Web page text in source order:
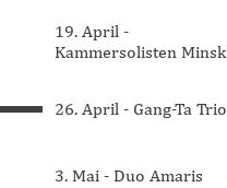
19. April -
Kammersolisten Minsk
26. April - Gang-Ta Trio
3. Mai - Duo Amaris